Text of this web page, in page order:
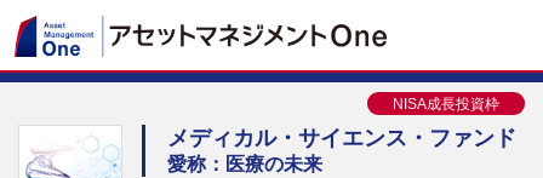
NISA成長投資枠
メディカル・サイエンス・ファンド
愛称：医療の未来